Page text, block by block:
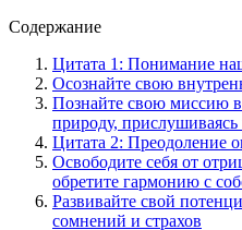
Содержание
Цитата 1: Понимание
Осознайте свою
Познайте свою миссию
природу, прислушиваясь
Цитата 2: Преодоление
Освободите себя от
обретите гармонию с
Развивайте свой
сомнений и страхов